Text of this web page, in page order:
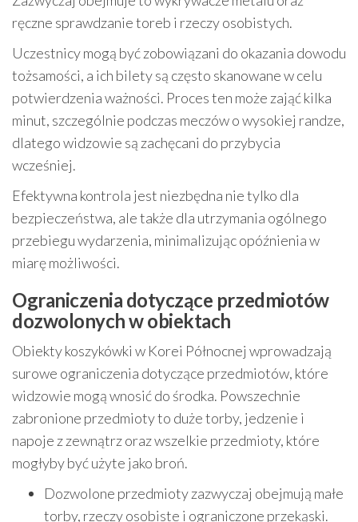
ręczne sprawdzanie toreb i rzeczy osobistych.
Uczestnicy mogą być zobowiązani do okazania dowodu
tożsamości, a ich bilety są często skanowane w celu
potwierdzenia ważności. Proces ten może zająć kilka
minut, szczególnie podczas meczów o wysokiej randze,
dlatego widzowie są zachęcani do przybycia
wcześniej.
Efektywna kontrola jest niezbędna nie tylko dla
bezpieczeństwa, ale także dla utrzymania ogólnego
przebiegu wydarzenia, minimalizując opóźnienia w
miarę możliwości.
Ograniczenia dotyczące przedmiotów
dozwolonych w obiektach
Obiekty koszykówki w Korei Północnej wprowadzają
surowe ograniczenia dotyczące przedmiotów, które
widzowie mogą wnosić do środka. Powszechnie
zabronione przedmioty to duże torby, jedzenie i
napoje z zewnątrz oraz wszelkie przedmioty, które
mogłyby być użyte jako broń.
Dozwolone przedmioty zazwyczaj obejmują małe
torby, rzeczy osobiste i ograniczone przekąski.